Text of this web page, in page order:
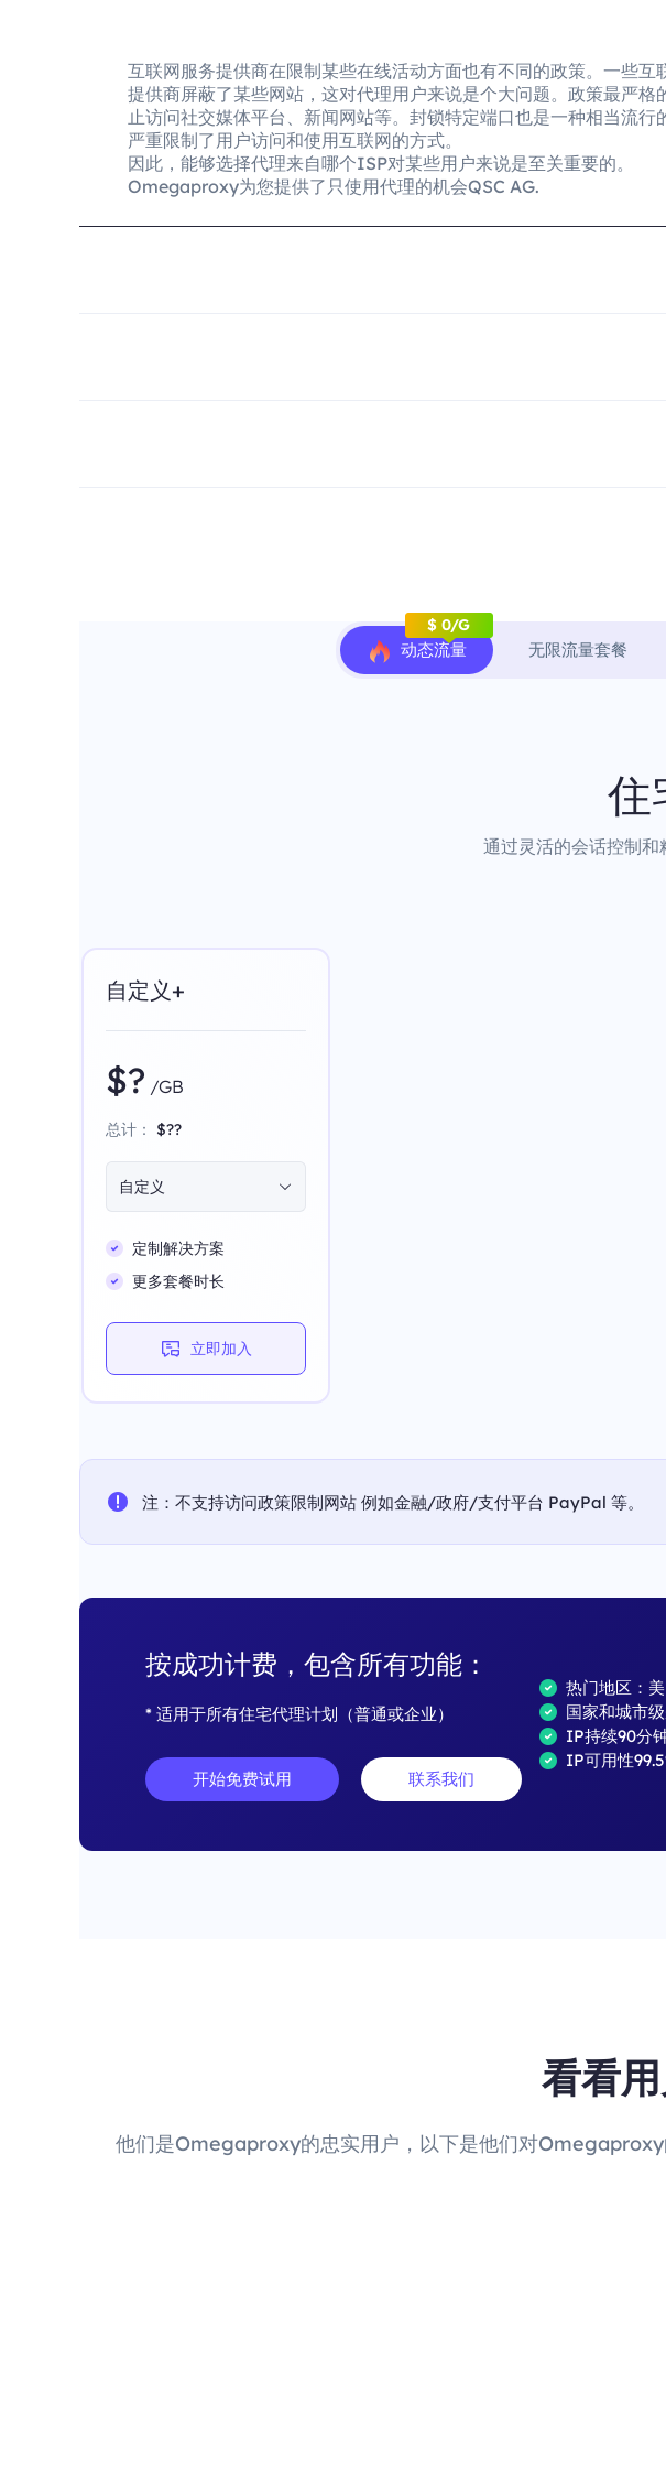
互联网服务提供商在限制某些在线活动方面也有不同的政策。一些互
提供商屏蔽了某些网站，这对代理用户来说是个大问题。政策最严格
止访问社交媒体平台、新闻网站等。封锁特定端口也是一种相当流行
严重限制了用户访问和使用互联网的方式。
因此，能够选择代理来自哪个ISP对某些用户来说是至关重要的。
Omegaproxy为您提供了只使用代理的机会QSC AG.
动态流量
$ 0/G
无限流量套餐
住
通过灵活的会话控制和
自定义+
$? /GB
总计： $??
自定义
定制解决方案
更多套餐时长
立即加入
注：不支持访问政策限制网站 例如金融/政府/支付平台 PayPal 等。
按成功计费，包含所有功能：
* 适用于所有住宅代理计划（普通或企业）
开始免费试用 联系我们
热门地区：
国家和城市
IP持续90分
IP可用性
看看
他们是Omegaproxy的忠实用户，以下是他们对